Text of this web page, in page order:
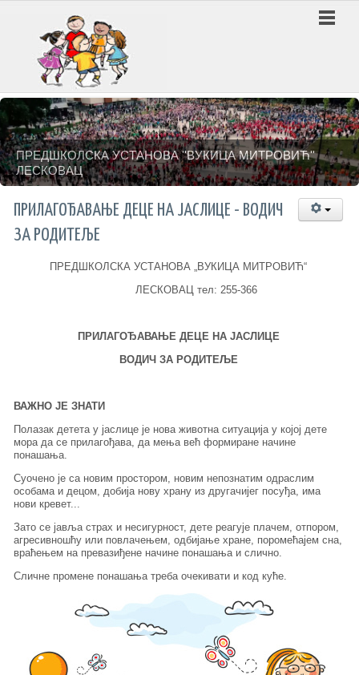
ПРЕДШКОЛСКА УСТАНОВА ''ВУКИЦА МИТРОВИЋ''
ЛЕСКОВАЦ
ПРИЛАГОЂАВАЊЕ ДЕЦЕ НА ЈАСЛИЦЕ - ВОДИЧ
ЗА РОДИТЕЉЕ
ПРЕДШКОЛСКА УСТАНОВА „ВУКИЦА МИТРОВИЋ“
ЛЕСКОВАЦ тел: 255-366
ПРИЛАГОЂАВАЊЕ ДЕЦЕ НА ЈАСЛИЦЕ
ВОДИЧ ЗА РОДИТЕЉЕ
ВАЖНО ЈЕ ЗНАТИ
Полазак детета у јаслице је нова животна ситуација у којој дете
мора да се прилагођава, да мења већ формиране начине
понашања.
Суочено је са новим простором, новим непознатим одраслим
особама и децом, добија нову храну из другачијег посуђа, има
нови кревет...
Зато се јавља страх и несигурност, дете реагује плачем, отпором,
агресивношћу или повлачењем, одбијање хране, поромећајем сна,
враћењем на превазиђене начине понашања и слично.
Сличне промене понашања треба очекивати и код куће.